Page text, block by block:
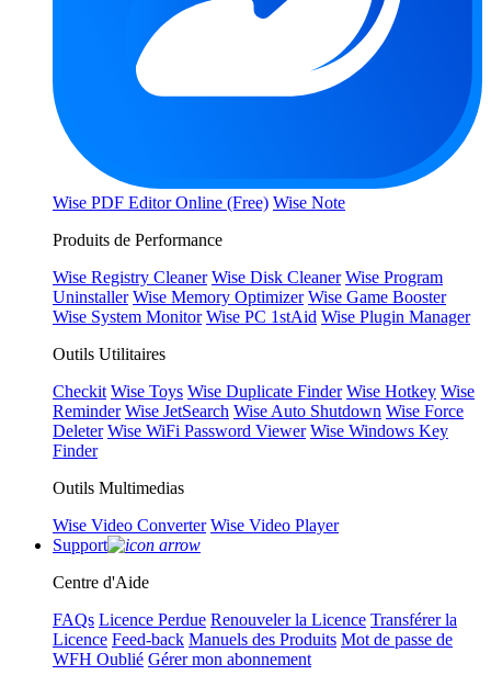
Wise PDF Editor Online (Free) Wise Note
Produits de Performance
Wise Registry Cleaner Wise Disk Cleaner Wise Program
Uninstaller Wise Memory Optimizer Wise Game Booster
Wise System Monitor Wise PC 1stAid Wise Plugin Manager
Outils Utilitaires
Checkit Wise Toys Wise Duplicate Finder Wise Hotkey Wise
Reminder Wise JetSearch Wise Auto Shutdown Wise Force
Deleter Wise WiFi Password Viewer Wise Windows Key
Finder
Outils Multimedias
Wise Video Converter Wise Video Player
Support
Centre d'Aide
FAQs Licence Perdue Renouveler la Licence Transférer la
Licence Feed-back Manuels des Produits Mot de passe de
WFH Oublié Gérer mon abonnement